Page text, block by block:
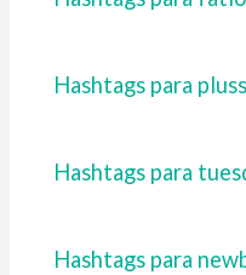
Hashtags para
Hashtags para
Hashtags para